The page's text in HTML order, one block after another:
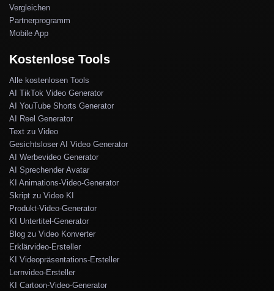
Vergleichen
Partnerprogramm
Mobile App
Kostenlose Tools
Alle kostenlosen Tools
AI TikTok Video Generator
AI YouTube Shorts Generator
AI Reel Generator
Text zu Video
Gesichtsloser AI Video Generator
AI Werbevideo Generator
AI Sprechender Avatar
KI Animations-Video-Generator
Skript zu Video KI
Produkt-Video-Generator
KI Untertitel-Generator
Blog zu Video Konverter
Erklärvideo-Ersteller
KI Videopräsentations-Ersteller
Lernvideo-Ersteller
KI Cartoon-Video-Generator